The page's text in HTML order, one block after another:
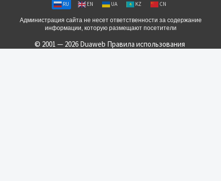
RU EN UA KZ CN
Администрация сайта не несет ответственности за содержание
информации, которую размещают посетители
© 2001 — 2026 Duaweb Правила использования